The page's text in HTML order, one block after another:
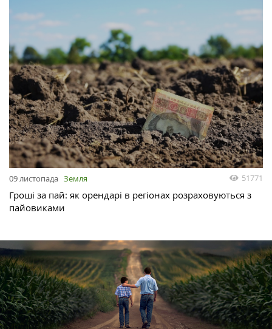
09 листопада Земля 51771
Гроші за пай: як орендарі в регіонах розраховуються з
пайовиками